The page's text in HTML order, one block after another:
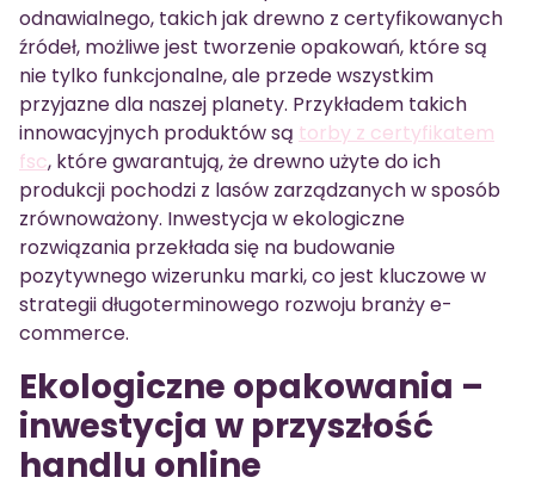
odnawialnego, takich jak drewno z certyfikowanych
źródeł, możliwe jest tworzenie opakowań, które są
nie tylko funkcjonalne, ale przede wszystkim
przyjazne dla naszej planety. Przykładem takich
innowacyjnych produktów są torby z certyfikatem
fsc, które gwarantują, że drewno użyte do ich
produkcji pochodzi z lasów zarządzanych w sposób
zrównoważony. Inwestycja w ekologiczne
rozwiązania przekłada się na budowanie
pozytywnego wizerunku marki, co jest kluczowe w
strategii długoterminowego rozwoju branży e-
commerce.
Ekologiczne opakowania –
inwestycja w przyszłość
handlu online